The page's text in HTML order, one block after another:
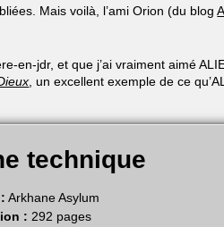
Mais voilà, l’ami Orion (du blog
en-jdr, et que j’ai vraiment aimé
, un excellent exemple de ce
technique
Arkhane Asylum
: 292 pages